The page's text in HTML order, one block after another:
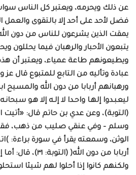
عن ذلك ويحرمه، ويعتبر كل الناس
فضل لأحد على أحد إلا بالتقوى والعمل
يمقت الذين يشرعون للناس من دون
يتبعون الأحبار والرهبان فيما يحللون
ويطيعونهم طاعة عمياء، ويعتبر أن
عبادة وتأليه من التابع للمتبوع قال عز
ورهبانهم أربابا من دون الله والمسيح
(التوبة)، وعن عدي بن حاتم قال: «أتيت
وسلم – وفي عنقي صليب من ذهب،
الوثن، وسمعته يقرأ في سورة براءة:
أربابا من دون الله(
ولكنهم كانوا إذا أحلوا لهم شيئا